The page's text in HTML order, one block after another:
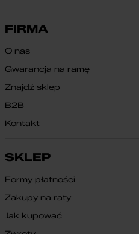
FIRMA
O nas
Gwarancja na ramę
Znajdź sklep
B2B
Kontakt
SKLEP
Formy płatności
Zakupy na raty
Jak kupować